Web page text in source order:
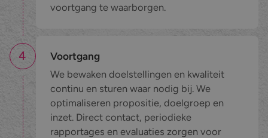
voortgang te waarborgen.
4
Voortgang
We bewaken doelstellingen en kwaliteit
continu en sturen waar nodig bij. We
optimaliseren propositie, doelgroep en
inzet. Direct contact, periodieke
rapportages en evaluaties zorgen voor